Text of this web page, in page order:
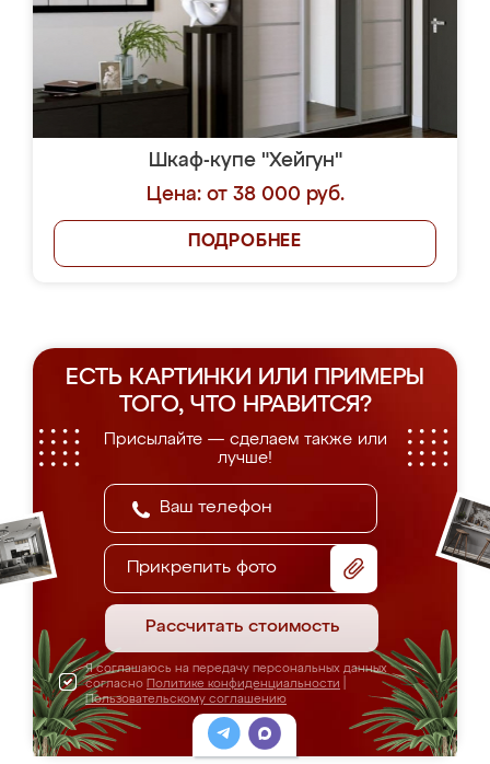
Шкаф-купе "Хейгун"
Цена: от 38 000 руб.
ПОДРОБНЕЕ
ЕСТЬ КАРТИНКИ ИЛИ ПРИМЕРЫ
ТОГО, ЧТО НРАВИТСЯ?
Присылайте — сделаем также или
лучше!
Прикрепить фото
Рассчитать стоимость
Я соглашаюсь на передачу персональных данных
согласно Политике конфиденциальности
Пользовательскому соглашению